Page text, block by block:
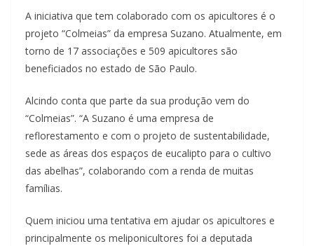
A iniciativa que tem colaborado com os apicultores é o
projeto “Colmeias” da empresa Suzano. Atualmente, em
torno de 17 associações e 509 apicultores são
beneficiados no estado de São Paulo.
Alcindo conta que parte da sua produção vem do
“Colmeias”. “A Suzano é uma empresa de
reflorestamento e com o projeto de sustentabilidade,
sede as áreas dos espaços de eucalipto para o cultivo
das abelhas”, colaborando com a renda de muitas
famílias.
Quem iniciou uma tentativa em ajudar os apicultores e
principalmente os meliponicultores foi a deputada